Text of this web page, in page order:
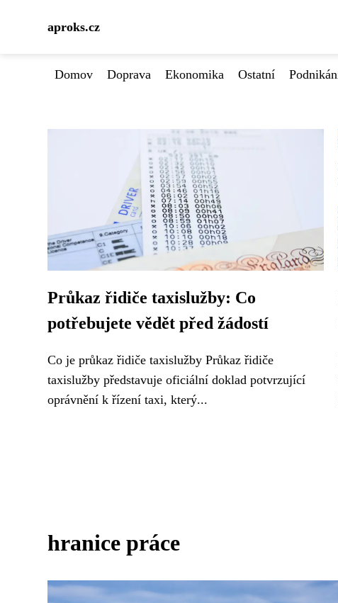
aproks.cz
Domov Doprava Ekonomika Ostatní
Průkaz řidiče taxislužby: Co
potřebujete vědět před žádostí
Co je průkaz řidiče taxislužby Průkaz řidiče
taxislužby představuje oficiální doklad potvrzující
oprávnění k řízení taxi, který...
hranice práce